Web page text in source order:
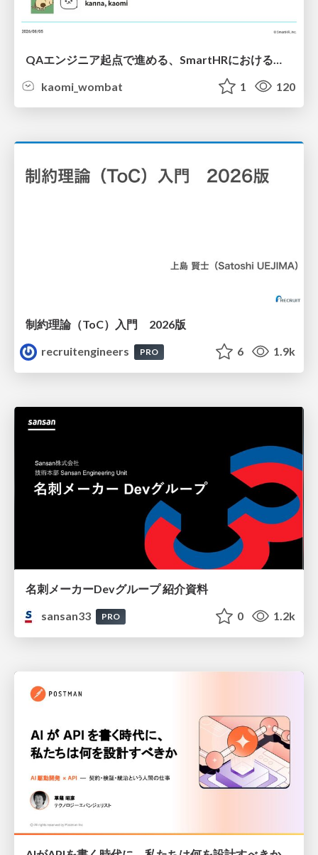
kaomi_wombat
1 120
制約理論（ToC）入門 2026版
recruitengineers
PRO 6 1.9k
名刺メーカーDevグループ 紹介資料
sansan33
PRO 0 1.2k